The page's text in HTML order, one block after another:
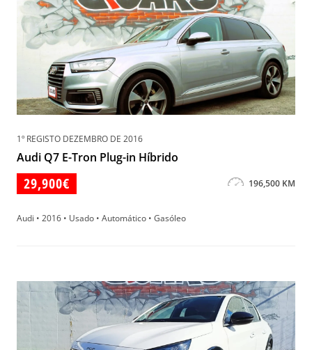
1º REGISTO DEZEMBRO DE 2016
Audi Q7 E-Tron Plug-in Híbrido
29,900€ 196,500 KM
Audi • 2016 • Usado • Automático • Gasóleo